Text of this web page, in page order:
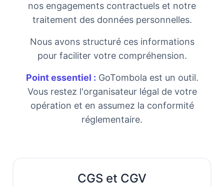
nos engagements contractuels et notre
traitement des données personnelles.
Nous avons structuré ces informations
pour faciliter votre compréhension.
Point essentiel : GoTombola est un outil.
Vous restez l'organisateur légal de votre
opération et en assumez la conformité
réglementaire.
CGS et CGV